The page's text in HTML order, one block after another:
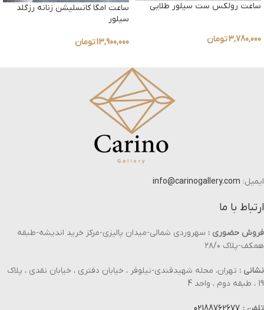
ساعت رولکس ست سیلور طلایی
3,780,000تومان
ساعت امگا کانسلیشن زنانه رزگلد
سیلور
13,900,000تومان
ایمیل: info@carinogallery.com
ارتباط با ما
فروش حضوری : سهروردی شمالی-میدان پالیزی-مرکز خرید اندیشه-طبقه
همکف-پلاک ۲۸/۰
نشانی : تهران، محله شهیدقندی-نیلوفر ، خیابان دفتری ، خیابان نقدی ، پلاک
19 ، طبقه دوم ، واحد 4